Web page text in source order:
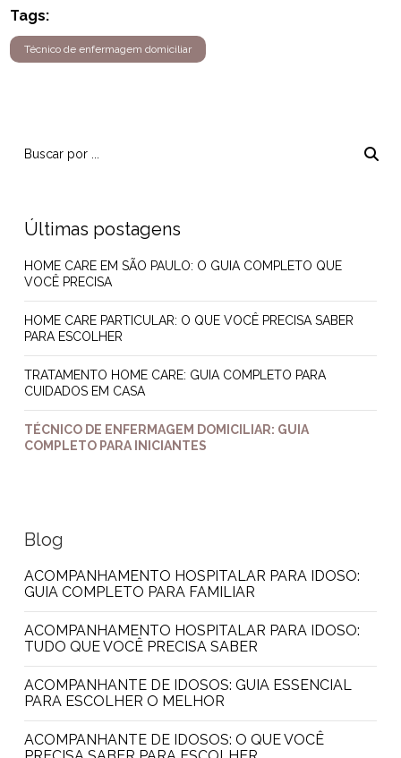
Tags:
Técnico de enfermagem domiciliar
Últimas postagens
HOME CARE EM SÃO PAULO: O GUIA COMPLETO QUE
VOCÊ PRECISA
HOME CARE PARTICULAR: O QUE VOCÊ PRECISA SABER
PARA ESCOLHER
TRATAMENTO HOME CARE: GUIA COMPLETO PARA
CUIDADOS EM CASA
TÉCNICO DE ENFERMAGEM DOMICILIAR: GUIA
COMPLETO PARA INICIANTES
Blog
ACOMPANHAMENTO HOSPITALAR PARA IDOSO:
GUIA COMPLETO PARA FAMILIAR
ACOMPANHAMENTO HOSPITALAR PARA IDOSO:
TUDO QUE VOCÊ PRECISA SABER
ACOMPANHANTE DE IDOSOS: GUIA ESSENCIAL
PARA ESCOLHER O MELHOR
ACOMPANHANTE DE IDOSOS: O QUE VOCÊ